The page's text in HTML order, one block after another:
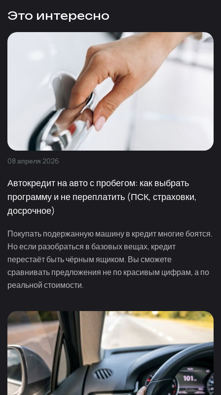
Это интересно
08 апреля 2026
Автокредит на авто с пробегом: как выбрать
программу и не переплатить (ПСК, страховки,
досрочное)
Покупать подержанную машину в кредит многие боятся.
Но если разобраться в базовых вещах, кредит
перестаёт быть чёрным ящиком. Вы сможете
сравнивать предложения не по красивым цифрам, а по
реальной стоимости.